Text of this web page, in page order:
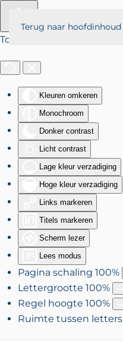
Toegankelijkheid
Kleuren omkeren
Monochroom
Donker contrast
Licht contrast
Lage kleur verzadiging
Hoge kleur verzadiging
Links markeren
Titels markeren
Scherm lezer
Lees modus
Pagina schaling 100%
Lettergrootte 100%
Regel hoogte 100%
Ruimte tussen letters
Terug naar hoofdinhoud